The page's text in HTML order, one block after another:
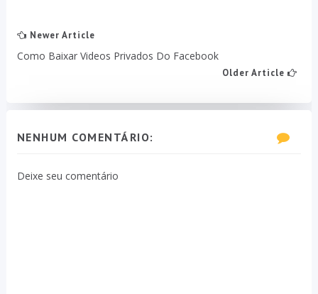
Newer Article
Como Baixar Videos Privados Do Facebook
Older Article
NENHUM COMENTÁRIO:
Deixe seu comentário